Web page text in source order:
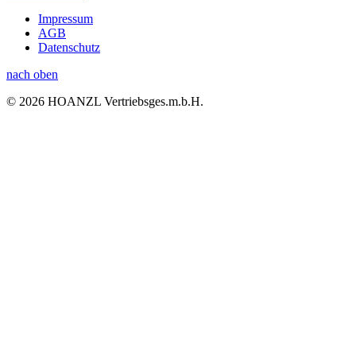
Impressum
AGB
Datenschutz
nach oben
© 2026 HOANZL Vertriebsges.m.b.H.